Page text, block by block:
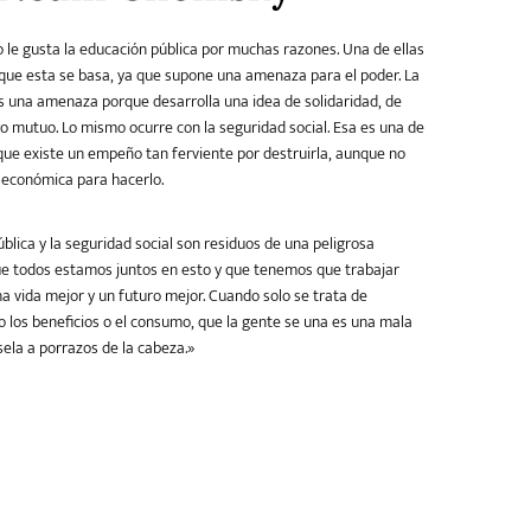
gusta la educación pública por muchas razones. Una de ellas
esta se basa, ya que supone una amenaza para el poder. La
una amenaza porque desarrolla una idea de solidaridad, de
mutuo. Lo mismo ocurre con la seguridad social. Esa es una de
existe un empeño tan ferviente por destruirla, aunque no
para hacerlo.
y la seguridad social son residuos de una peligrosa
todos estamos juntos en esto y que tenemos que trabajar
vida mejor y un futuro mejor. Cuando solo se trata de
beneficios o el consumo, que la gente se una es una mala
a porrazos de la cabeza.»